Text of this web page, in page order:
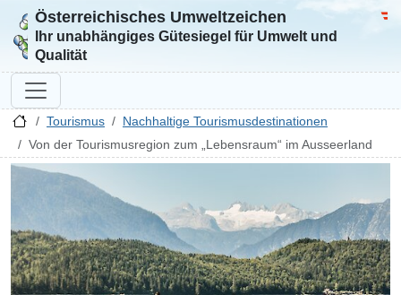
Zur Startseite
Österreichisches Umweltzeichen
Ihr unabhängiges Gütesiegel für Umwelt und
Qualität
Tourismus
Nachhaltige Tourismusdestinationen
Von der Tourismusregion zum „Lebensraum“ im Ausseerland